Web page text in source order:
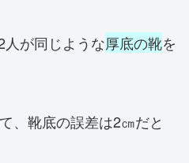
人が同じような厚底の靴を
、靴底の誤差は2㎝だと